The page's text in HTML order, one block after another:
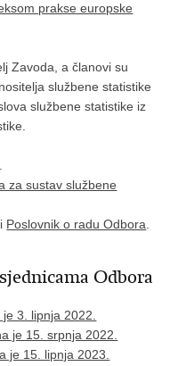
prakse europske
Zavoda, a članovi su
službene statistike
službene statistike iz
za sustav službene
Poslovnik o radu Odbora
Odbora
3. lipnja 2022.
je 15. srpnja 2022.
je 15. lipnja 2023.